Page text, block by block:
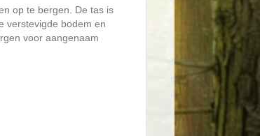
op te bergen. De tas is
verstevigde bodem en
voor aangenaam